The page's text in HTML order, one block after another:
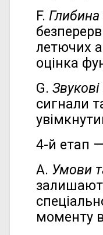
F. Глибина
летючих
оцінка
G.
сигнали
4-й етап —
А. Умови
моменту